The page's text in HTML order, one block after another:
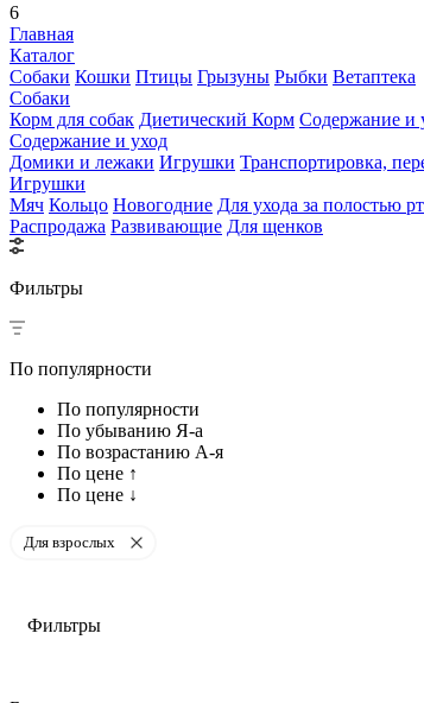
6
Главная
Каталог
Собаки Кошки Птицы Грызуны Рыбки Ветаптека
Собаки
Корм для собак Диетический Корм Содержание и
Содержание и уход
Домики и лежаки Игрушки Транспортировка,
Игрушки
Мяч Кольцо Новогодние Для ухода за полостью
Распродажа Развивающие Для щенков
Фильтры
По популярности
По популярности
По убыванию Я-а
По возрастанию А-я
По цене ↑
По цене ↓
Для взрослых
Фильтры